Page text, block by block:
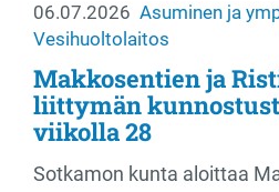
06.07.2026 Asuminen ja
Vesihuoltolaitos
Makkosentien ja
liittymän
viikolla 28
Sotkamon kunta aloittaa